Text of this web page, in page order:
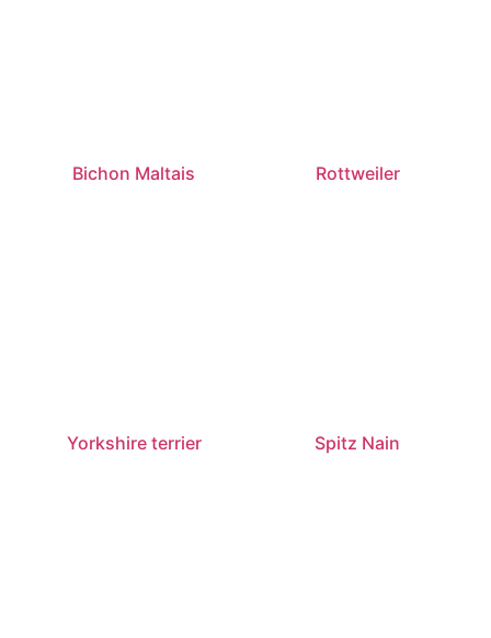
Bichon Maltais Rottweiler
Yorkshire terrier Spitz Nain